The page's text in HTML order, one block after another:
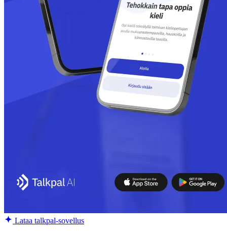
Lataa talkpal-sovellus